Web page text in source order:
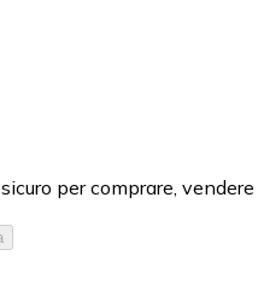
per comprare, vendere